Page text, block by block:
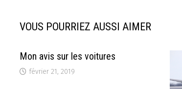
VOUS POURRIEZ AUSSI AIMER
Mon avis sur les voitures
février 21, 2019